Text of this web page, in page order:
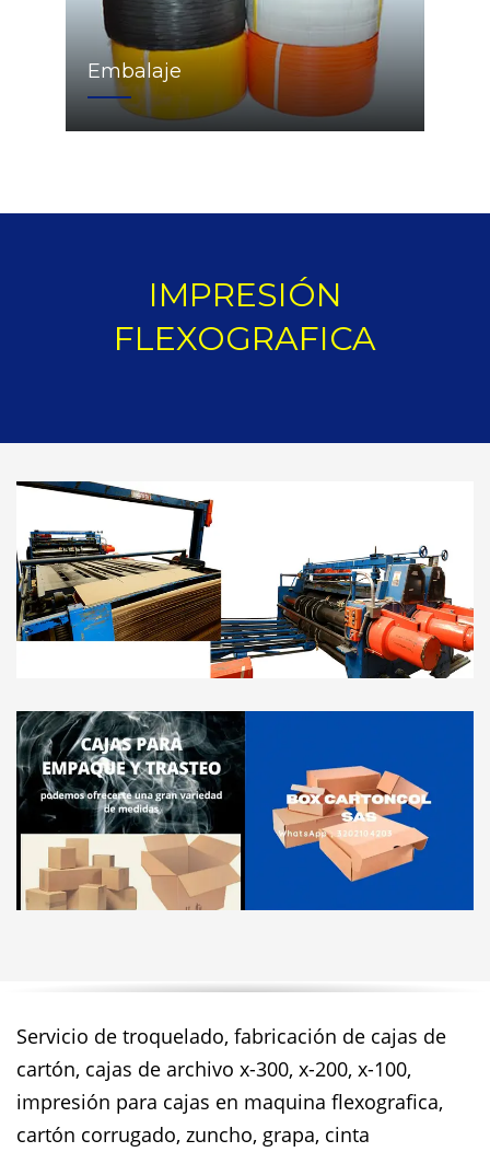
Embalaje
IMPRESIÓN
FLEXOGRAFICA
Servicio de troquelado, fabricación de cajas de
cartón, cajas de archivo x-300, x-200, x-100,
impresión para cajas en maquina flexografica,
cartón corrugado, zuncho, grapa, cinta